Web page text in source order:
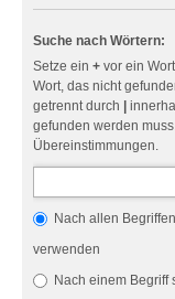
Suche nach Wörtern:
Setze ein + vor ein
Wort, das nicht
getrennt durch
gefunden werden
Übereinstimmungen.
Nach allen
verwenden
Nach einem Begriff